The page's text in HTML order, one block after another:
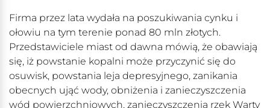
Firma przez lata wydała na poszukiwania cynku i
ołowiu na tym terenie ponad 80 mln złotych.
Przedstawiciele miast od dawna mówią, że obawiają
się, iż powstanie kopalni może przyczynić się do
osuwisk, powstania leja depresyjnego, zanikania
obecnych ująć wody, obniżenia i zanieczyszczenia
wód powierzchniowych, zanieczyszczenia rzek Warty